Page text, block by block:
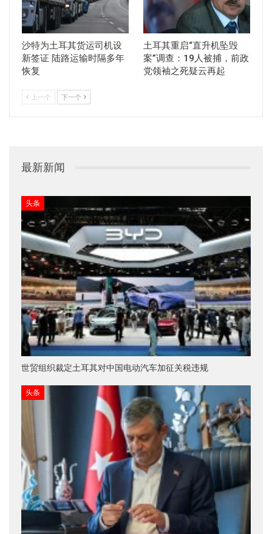
沙特为土耳其货运司机设
新签证 陆路运输时隔多年
恢复
土耳其重启“直升机坠毁
案”调查：19人被捕，前政
党领袖之死疑云再起
上一个 下一个
最新新闻
头条
世贸组织裁定土耳其对中国电动汽车加征关税违规
头条